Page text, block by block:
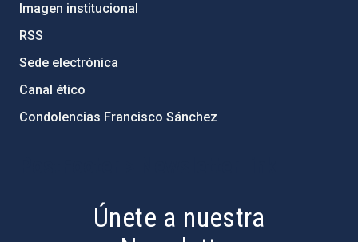
Imagen institucional
RSS
Sede electrónica
Canal ético
Condolencias Francisco Sánchez
Únete a nuestra